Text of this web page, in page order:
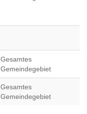
Gesamtes
Gemeindegebiet
Gesamtes
Gemeindegebiet